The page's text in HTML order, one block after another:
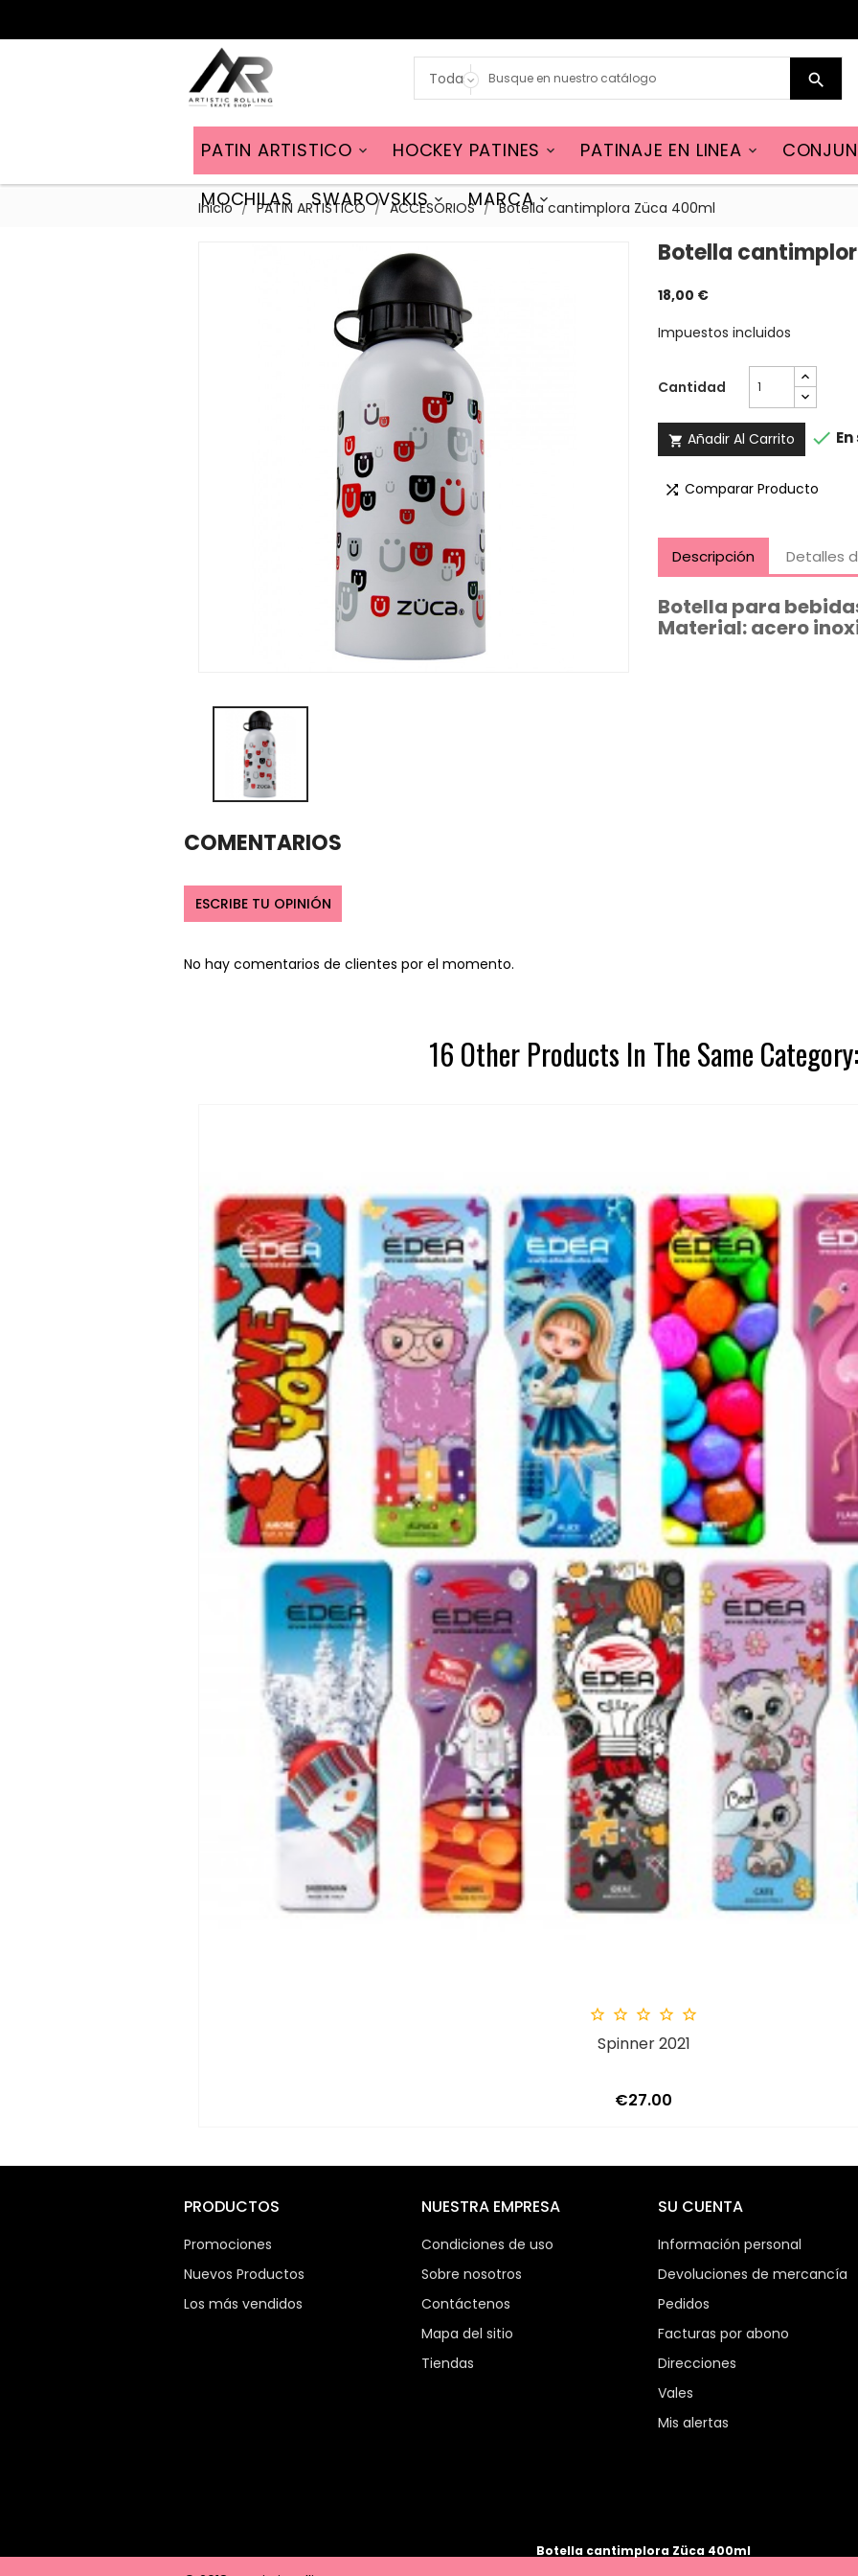


PATIN ARTISTICO 
HOCKEY PATINES 
PATINAJE EN LINEA
MOCHILAS 
SWAROVSKIS 
MARCA
Inicio PATIN ARTISTICO ACCESORIOS Botella cantimplora Züca 400ml
Botella
18,00 €
Impuestos incluidos
Cantidad
 Añadir Al Carrito 
 Comparar Producto
Descripción Detalles
Botella para
Material: acero
COMENTARIOS
ESCRIBE TU OPINIÓN
No hay comentarios de clientes por el momento.
16 Other Products In The Same Category:
    
Spinner 2021
Price
€27.00
PRODUCTOS
Promociones
Nuevos Productos
Los más vendidos
NUESTRA EMPRESA
Condiciones de uso
Sobre nosotros
Contáctenos
Mapa del sitio
Tiendas
SU CUENTA
Información personal
Devoluciones de mercancía
Pedidos
Facturas por abono
Direcciones
Vales
Mis alertas
Botella cantimplora Züca 400ml